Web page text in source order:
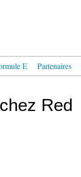
E Partenaires
Red